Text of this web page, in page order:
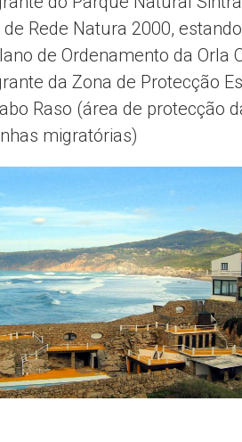
Rede Natura 2000,
de Ordenamento da Orla
da Zona de Protecção
Raso (área de protecção
migratórias)